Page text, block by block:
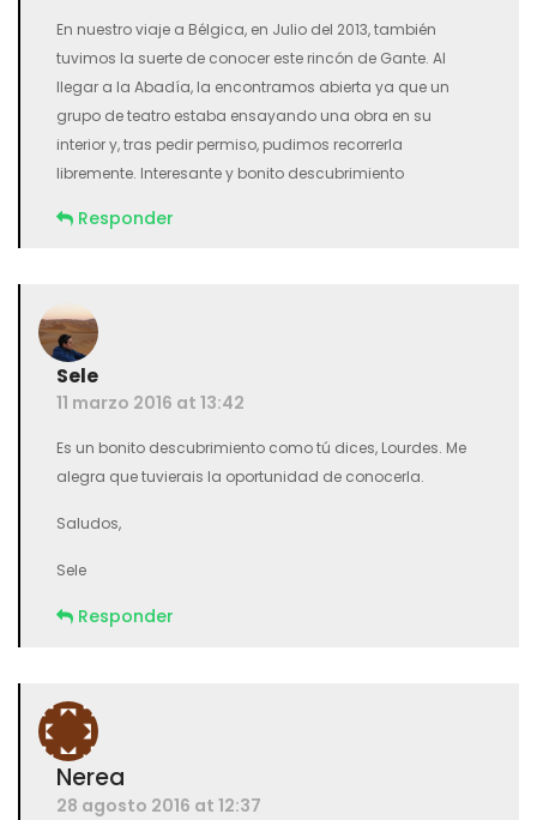
En nuestro viaje a Bélgica, en Julio del 2013, también
tuvimos la suerte de conocer este rincón de Gante. Al
llegar a la Abadía, la encontramos abierta ya que un
grupo de teatro estaba ensayando una obra en su
interior y, tras pedir permiso, pudimos recorrerla
libremente. Interesante y bonito descubrimiento
Responder
Sele
11 marzo 2016 at 13:42
Es un bonito descubrimiento como tú dices, Lourdes. Me
alegra que tuvierais la oportunidad de conocerla.
Saludos,
Sele
Responder
Nerea
28 agosto 2016 at 12:37